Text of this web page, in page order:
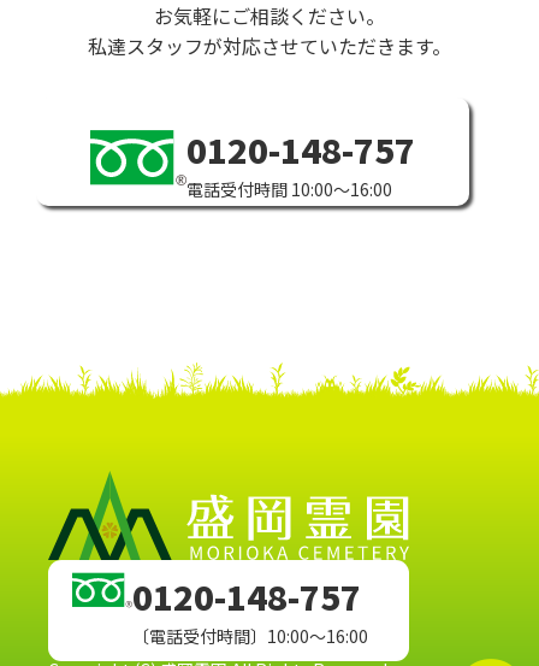
お気軽にご相談ください。
私達スタッフが対応させていただきます。
0120-148-757
電話受付時間 10:00～16:00
0120-148-757
〔電話受付時間〕10:00～16:00